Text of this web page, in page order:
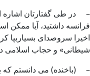
– در طی گفتارتان اشاره
فرانسه داشتید، آیا ممکن
اخیرا سروصدای بسیاربپا
شیطانی» و حجاب اسلامی
– (باخنده) می دانستم که